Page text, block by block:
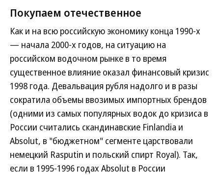
Покупаем отечественное
Как и на всю российскую экономику конца 1990-х
— начала 2000-х годов, на ситуацию на
российском водочном рынке в то время
существенное влияние оказал финансовый кризис
1998 года. Девальвация рубля надолго и в разы
сократила объемы ввозимых импортных брендов
(одними из самых популярных водок до кризиса в
России считались скандинавские Finlandia и
Absolut, в "бюджетном" сегменте царствовали
немецкий Rasputin и польский спирт Royal). Так,
если в 1995-1996 годах Absolut в России